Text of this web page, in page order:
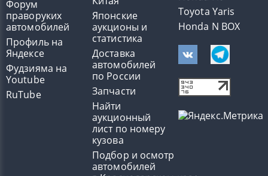
Форум
праворуких
автомобилей
Профиль на
Яндексе
Фудзияма на
Youtube
RuTube
Японские
аукционы и
статистика
Доставка
автомобилей
по России
Запчасти
Найти
аукционный
лист по номеру
кузова
Подбор и осмотр
автомобилей
Toyota Yaris
Honda N BOX